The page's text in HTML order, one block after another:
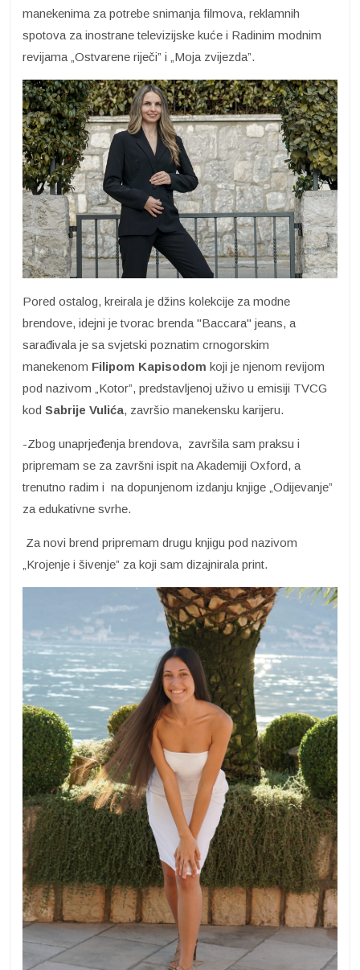
manekenima za potrebe snimanja filmova, reklamnih
spotova za inostrane televizijske kuće i Radinim modnim
revijama „Ostvarene riječi” i „Moja zvijezda”.
Pored ostalog, kreirala je džins kolekcije za modne
brendove, idejni je tvorac brenda "Baccara" jeans, a
sarađivala je sa svjetski poznatim crnogorskim
manekenom Filipom Kapisodom koji je njenom revijom
pod nazivom „Kotor”, predstavljenoj uživo u emisiji TVCG
kod Sabrije Vulića, završio manekensku karijeru.
-Zbog unaprjeđenja brendova, završila sam praksu i
pripremam se za završni ispit na Akademiji Oxford, a
trenutno radim i na dopunjenom izdanju knjige „Odijevanje”
za edukativne svrhe.
Za novi brend pripremam drugu knjigu pod nazivom
„Krojenje i šivenje” za koji sam dizajnirala print.